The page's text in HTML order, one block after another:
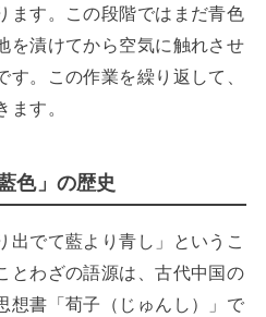
ます。この段階ではまだ青色
を漬けてから空気に触れさせ
す。この作業を繰り返して、
す。
色」の歴史
出でて藍より青し」というこ
とわざの語源は、古代中国の
想書「荀子（じゅんし）」で